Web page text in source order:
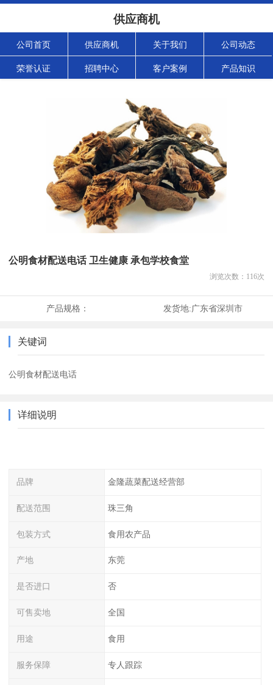
供应商机
公司首页 供应商机 关于我们 公司动态
荣誉认证 招聘中心 客户案例 产品知识
公明食材配送电话 卫生健康 承包学校食堂
浏览次数： 116次
产品规格： 发货地:广东省深圳市
关键词
公明食材配送电话
详细说明
品牌 金隆蔬菜配送经营部
配送范围 珠三角
包装方式 食用农产品
产地 东莞
是否进口 否
可售卖地 全国
用途 食用
服务保障 专人跟踪